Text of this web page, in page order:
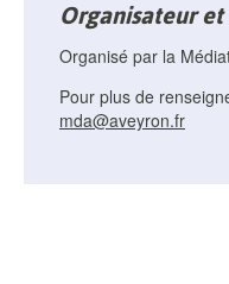
Organisateur
Organisé par la
Pour plus de
mda@aveyron.fr